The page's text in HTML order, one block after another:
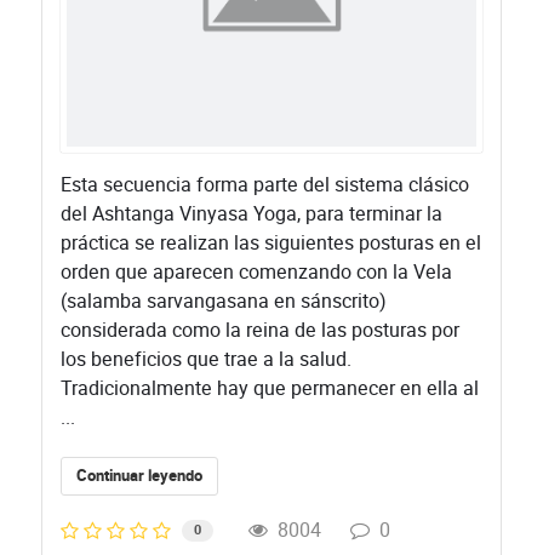
​Esta secuencia forma parte del sistema clásico
del Ashtanga Vinyasa Yoga, para terminar la
práctica se realizan las siguientes posturas en el
orden que aparecen comenzando con la Vela
(salamba sarvangasana en sánscrito)
considerada como la reina de las posturas por
los beneficios que trae a la salud.
Tradicionalmente hay que permanecer en ella al
...
Continuar leyendo
0 8004
0